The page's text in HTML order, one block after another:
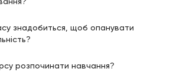
знадобиться, щоб опанувати
розпочинати навчання?